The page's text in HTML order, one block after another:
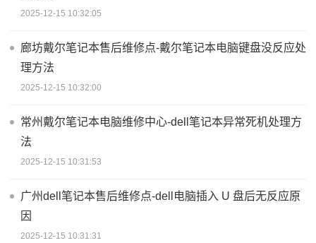
2025-12-15 10:32:05
廊坊戴尔笔记本售后维修点-戴尔笔记本电脑键盘没反应处
理方法
2025-12-15 10:32:00
常州戴尔笔记本电脑维修中心-dell笔记本异常死机处理方
法
2025-12-15 10:31:53
广州dell笔记本售后维修点-dell电脑插入 U 盘后无反应原
因
2025-12-15 10:31:31